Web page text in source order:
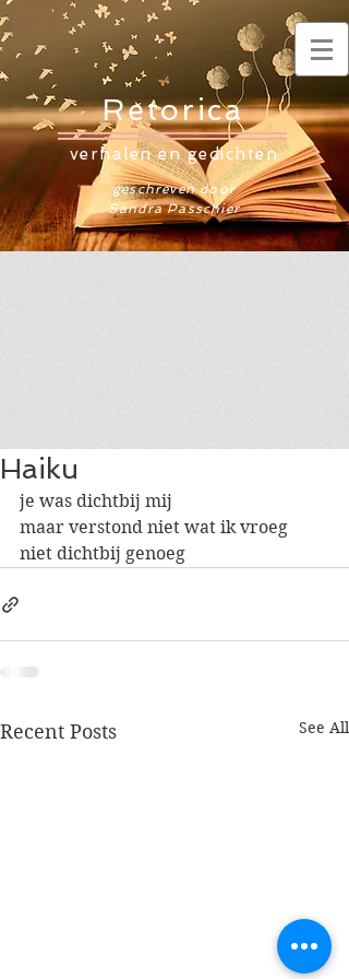
Retorica
verhalen en gedichten
geschreven door
Sandra Passchier
Haiku
je was dichtbij mij
maar verstond niet wat ik vroeg
niet dichtbij genoeg
Recent Posts See All